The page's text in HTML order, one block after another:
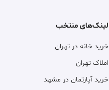
لینک‌های منتخب
خرید خانه در تهران
املاک تهران
خرید آپارتمان در مشهد